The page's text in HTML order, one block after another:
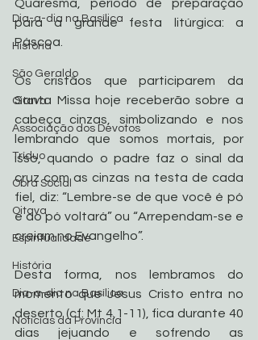
Dia-a-dia na Basílica
História
São Geraldo
Oitava
Associação dos Devotos
Tríduo
Obra Social
Oitava
Espiritualidade
História
Dia-a-dia na Basílica
Noticias da Província
Quaresma, período de preparação
para a grande festa litúrgica: a
Páscoa.
Os cristãos que participarem da
Santa Missa hoje receberão sobre a
cabeça cinzas, simbolizando e nos
lembrando que somos mortais, por
isso, quando o padre faz o sinal da
cruz com as cinzas na testa de cada
fiel, diz: “Lembre-se de que você é pó
e ao pó voltará” ou “Arrependam-se e
creiam no Evangelho”.
Desta forma, nos lembramos do
momento que Jesus Cristo entra no
deserto (cf: Mt 4,1-11), fica durante 40
dias jejuando e sofrendo as